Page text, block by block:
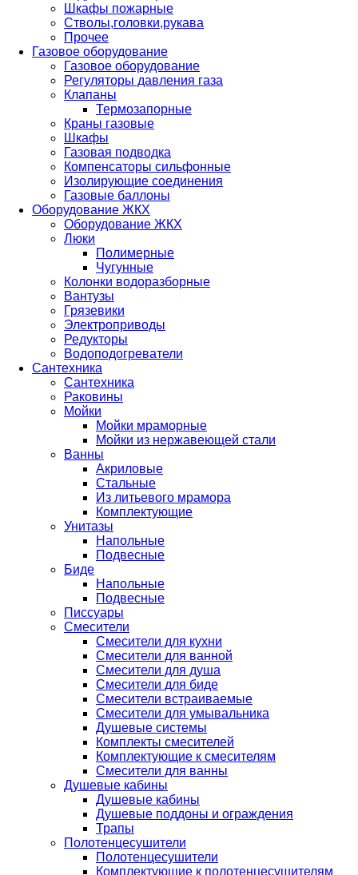
Шкафы пожарные
Стволы,головки,рукава
Прочее
Газовое оборудование
Газовое оборудование
Регуляторы давления газа
Клапаны
Термозапорные
Краны газовые
Шкафы
Газовая подводка
Компенсаторы сильфонные
Изолирующие соединения
Газовые баллоны
Оборудование ЖКХ
Оборудование ЖКХ
Люки
Полимерные
Чугунные
Колонки водоразборные
Вантузы
Грязевики
Электроприводы
Редукторы
Водоподогреватели
Сантехника
Сантехника
Раковины
Мойки
Мойки мраморные
Мойки из нержавеющей стали
Ванны
Акриловые
Стальные
Из литьевого мрамора
Комплектующие
Унитазы
Напольные
Подвесные
Биде
Напольные
Подвесные
Писсуары
Смесители
Смесители для кухни
Смесители для ванной
Смесители для душа
Смесители для биде
Смесители встраиваемые
Смесители для умывальника
Душевые системы
Комплекты смесителей
Комплектующие к смесителям
Смесители для ванны
Душевые кабины
Душевые кабины
Душевые поддоны и ограждения
Трапы
Полотенцесушители
Полотенцесушители
Комплектующие к полотенцесушителям